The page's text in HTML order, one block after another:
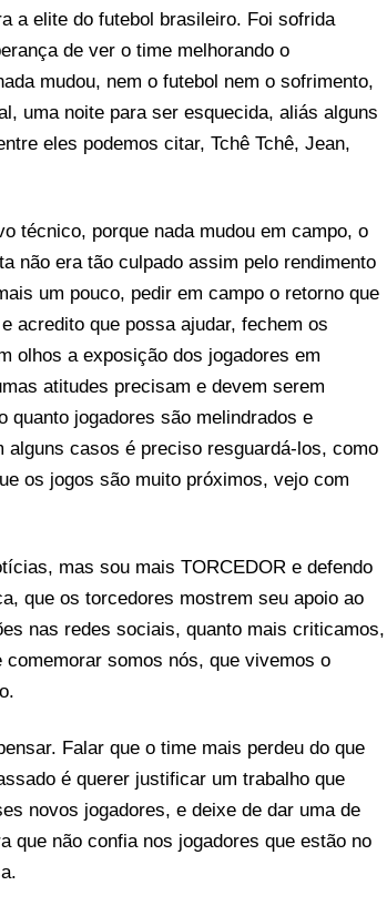
a elite do futebol brasileiro. Foi sofrida
de ver o time melhorando o
mudou, nem o futebol nem o sofrimento,
uma noite para ser esquecida, aliás alguns
eles podemos citar, Tchê Tchê, Jean,
técnico, porque nada mudou em campo, o
não era tão culpado assim pelo rendimento
um pouco, pedir em campo o retorno que
acredito que possa ajudar, fechem os
olhos a exposição dos jogadores em
atitudes precisam e devem serem
quanto jogadores são melindrados e
casos é preciso resguardá-los, como
os jogos são muito próximos, vejo com
mas sou mais TORCEDOR e defendo
que os torcedores mostrem seu apoio ao
nas redes sociais, quanto mais criticamos,
somos nós, que vivemos o
Falar que o time mais perdeu do que
é querer justificar um trabalho que
novos jogadores, e deixe de dar uma de
que não confia nos jogadores que estão no